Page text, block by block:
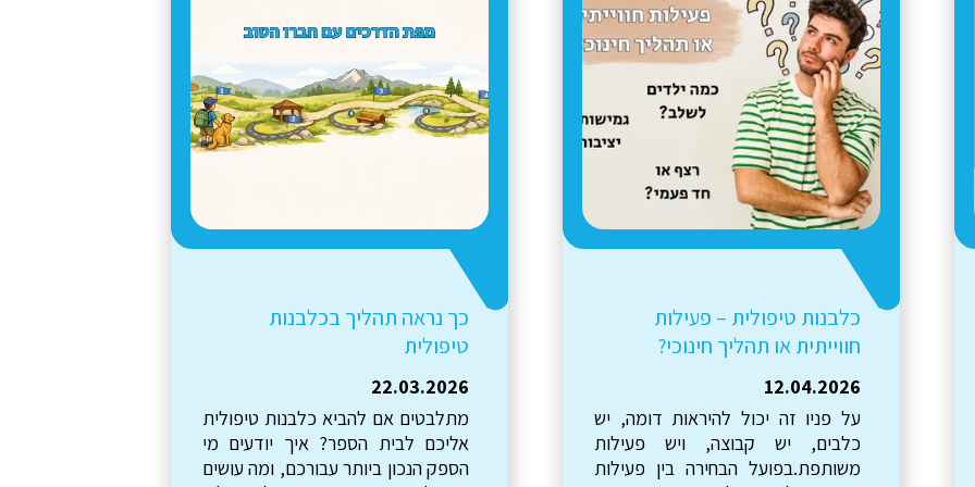
כך נראה תהליך בכלבנות
טיפולית
22.03.2026
מתלבטים אם להביא כלבנות טיפולית
אליכם לבית הספר? איך יודעים מי
הספק הנכון ביותר עבורכם, ומה עושים
איך כלבים עוזרים לתלמידים
לפתח תחושת מסוגלות?
26.02.2026
הרגעים הכי מעניינים קורים במפגש
הראשון בין הילדים והכלבים. מצד אחד
רואים רצון ועניין של שני הצדדים